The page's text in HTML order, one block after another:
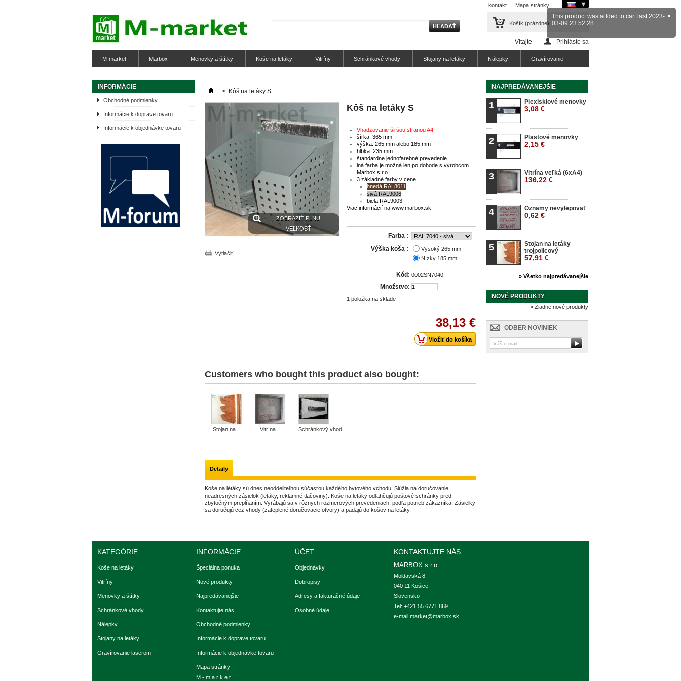
kontakt Mapa stránky
Košík (prázdne)
Vitajte Prihláste sa
M-market Marbox Menovky a štítky Koše na letáky Vitríny Schránkové vhody Stojany na letáky Nálepky Gravírovanie
INFORMÁCIE
Obchodné podmienky
Informácie k doprave tovaru
Informácie k objednávke tovaru
> Kôš na letáky S
ZOBRAZIŤ PLNÚ
VEĽKOSŤ
Vytlačiť
Kôš na letáky S
Vhadzovanie širšou stranou A4
šírka: 365 mm
výška: 265 mm alebo 185 mm
hĺbka: 235 mm
štandardne jednofarebné prevedenie
iná farba je možná len po dohode s výrobcom
Marbox s.r.o.
3 základné farby v cene:
hnedá RAL8011
sivá RAL9006
biela RAL9003
Viac informácií na www.marbox.sk
Farba :
Výška koša :
Vysoký 265 mm
Nízky 185 mm
Kód: 0002SN7040
Množstvo:
1 položka na sklade
38,13 €
Customers who bought this product also bought:
Stojan na... Vitrína... Schránkový vhod
Detaily
Koše na létáky sú dnes neoddeliteľnou súčasťou každého bytového vchodu. Slúžia na doručovanie
neadresných zásielok (letáky, reklamné tlačoviny). Koše na letáky odľahčujú poštové schránky pred
zbytočným prepĺňaním. Vyrábajú sa v rôznych rozmerových prevedeniach, podľa potrieb zákazníka. Zásielky
sa doručujú cez vhody (zateplené doručovacie otvory) a padajú do košov na letáky.
NAJPREDÁVANEJŠIE
1 Plexisklové menovky
3,08 €
2 Plastové menovky
2,15 €
3 Vitrína veľká (6xA4)
136,22 €
4 Oznamy nevylepovať
0,62 €
5
Stojan na letáky
trojpolicový
57,91 €
» Všetko najpredávanejšie
NOVÉ PRODUKTY
» Žiadne nové produkty
ODBER NOVINIEK
KATEGÓRIE
Koše na letáky
Vitríny
Menovky a štítky
Schránkové vhody
Nálepky
Stojany na letáky
Gravírovanie laserom
INFORMÁCIE
Špeciálna ponuka
Nové produkty
Najpredávanejšie
Kontaktujte nás
Obchodné podmienky
Informácie k doprave tovaru
Informácie k objednávke tovaru
Mapa stránky
M - m a r k e t
ÚČET
Objednávky
Dobropisy
Adresy a fakturačné údaje
Osobné údaje
KONTAKTUJTE NÁS
MARBOX s.r.o.
Moldavská 8
040 11 Košice
Slovensko
Tel: +421 55 6771 869
e-mail market@marbox.sk
×
This product was added to cart last 2023-
03-09 23:52:28